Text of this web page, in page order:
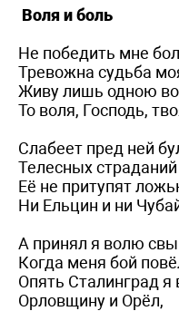
Воля и боль
Не победить мне
Тревожна судьба
Живу лишь одною
То воля, Господь,
Слабеет пред ней
Телесных
Её не притупят
Ни Ельцин и ни
А принял я волю
Когда меня бой
Опять Сталинград я
Орловщину и Орёл,